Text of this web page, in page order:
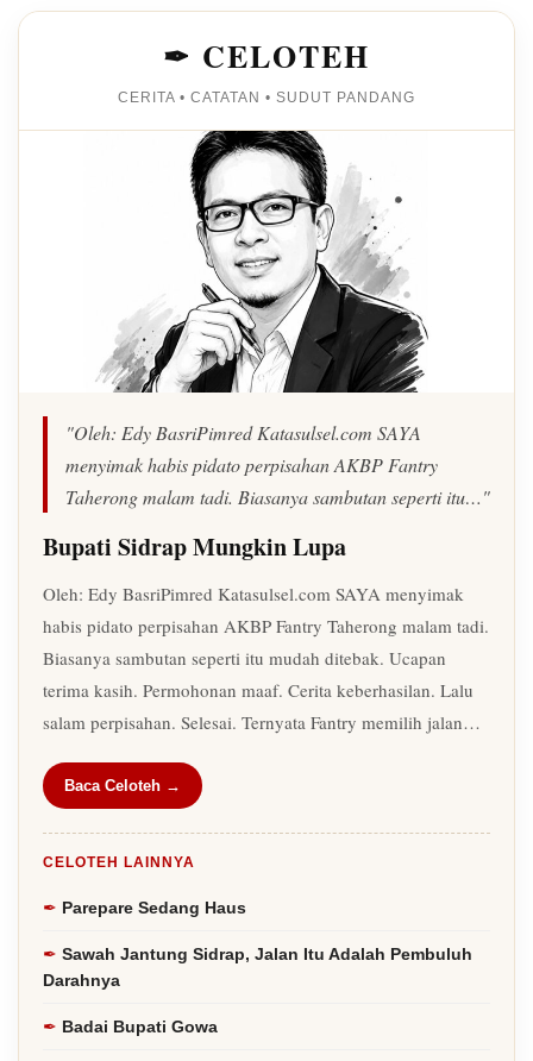
✒ CELOTEH
CERITA • CATATAN • SUDUT PANDANG
"Oleh: Edy BasriPimred Katasulsel.com SAYA
menyimak habis pidato perpisahan AKBP Fantry
Taherong malam tadi. Biasanya sambutan seperti itu…"
Bupati Sidrap Mungkin Lupa
Oleh: Edy BasriPimred Katasulsel.com SAYA menyimak
habis pidato perpisahan AKBP Fantry Taherong malam tadi.
Biasanya sambutan seperti itu mudah ditebak. Ucapan
terima kasih. Permohonan maaf. Cerita keberhasilan. Lalu
salam perpisahan. Selesai. Ternyata Fantry memilih jalan…
Baca Celoteh →
CELOTEH LAINNYA
Parepare Sedang Haus
Sawah Jantung Sidrap, Jalan Itu Adalah Pembuluh
Darahnya
Badai Bupati Gowa